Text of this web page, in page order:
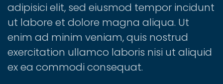
adipisici elit, sed eiusmod tempor incidunt
ut labore et dolore magna aliqua. Ut
enim ad minim veniam, quis nostrud
exercitation ullamco laboris nisi ut aliquid
ex ea commodi consequat.